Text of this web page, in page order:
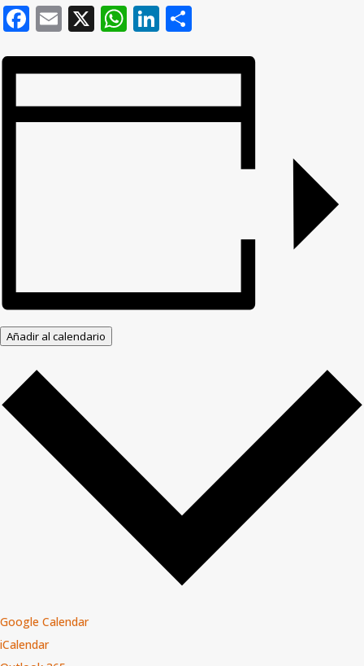
Facebook
Email
X WhatsApp
LinkedIn
Añadir al calendario
Google Calendar
iCalendar